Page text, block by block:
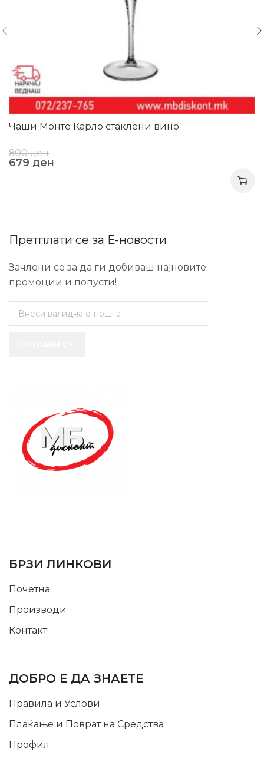
Чаши Монте Карло стаклени вино
800ден
679 ден
Претплати се за Е-новости
Зачлени се за да ги добиваш најновите
промоции и попусти!
БРЗИ ЛИНКОВИ
Почетна
Производи
Контакт
ДОБРО Е ДА ЗНАЕТЕ
Правила и Услови
Плаќање и Поврат на Средства
Профил